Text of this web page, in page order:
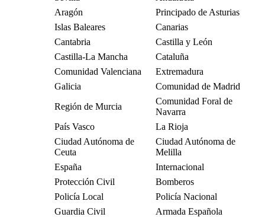
Aragón
Principado de Asturias
Islas Baleares
Canarias
Cantabria
Castilla y León
Castilla-La Mancha
Cataluña
Comunidad Valenciana
Extremadura
Galicia
Comunidad de Madrid
Región de Murcia
Comunidad Foral de
Navarra
País Vasco
La Rioja
Ciudad Autónoma de
Ceuta
Ciudad Autónoma de
Melilla
España
Internacional
Protección Civil
Bomberos
Policía Local
Policía Nacional
Guardia Civil
Armada Española